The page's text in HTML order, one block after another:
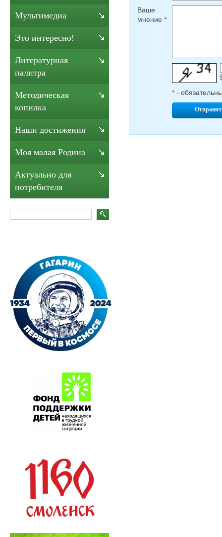
Ваше
мнение *
* -
Мультимедиа
Это интересно!
Литературная
палитра
Методическая
копилка
Наши достижения
Моя малая Родина
Актуально для
потребителя